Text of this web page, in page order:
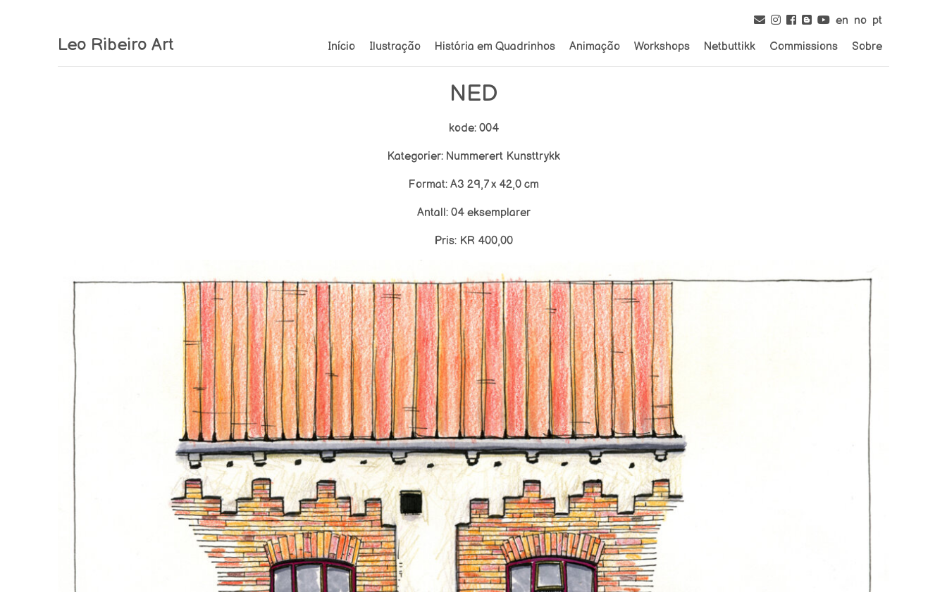
en no pt
Leo Ribeiro Art Início Ilustração História em Quadrinhos Animação Workshops Netbuttikk Commissions Sobre
NED
kode: 004
Kategorier: Nummerert Kunsttrykk
Format: A3 29,7 x 42,0 cm
Antall: 04 eksemplarer
Pris: KR 400,00